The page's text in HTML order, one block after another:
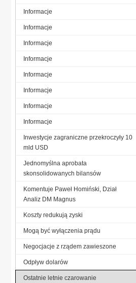
Informacje
Informacje
Informacje
Informacje
Informacje
Informacje
Informacje
Informacje
Inwestycje zagraniczne przekroczyły 10
mld USD
Jednomyślna aprobata
skonsolidowanych bilansów
Komentuje Paweł Homiński, Dział
Analiz DM Magnus
Koszty redukują zyski
Mogą być wyłączenia prądu
Negocjacje z rządem zawieszone
Odpływ dolarów
Ostatnie letnie czarowanie